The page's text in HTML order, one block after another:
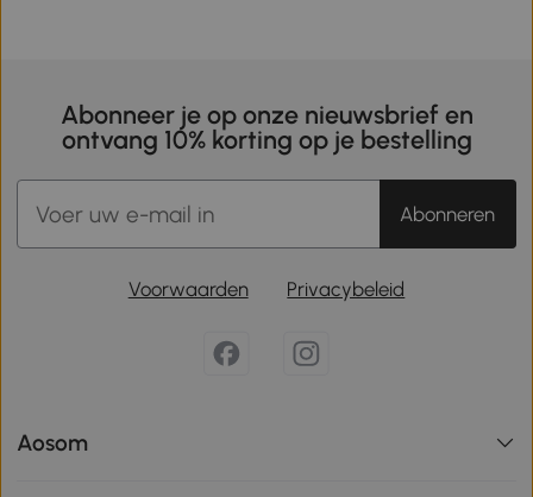
Abonneer je op onze nieuwsbrief en
ontvang 10% korting op je bestelling
Abonneren
Voorwaarden Privacybeleid
Aosom